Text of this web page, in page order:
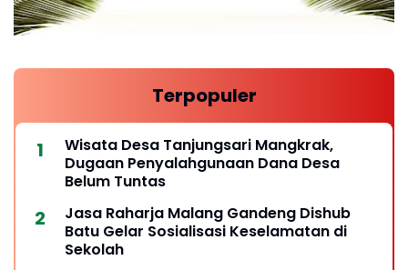
Terpopuler
Wisata Desa Tanjungsari Mangkrak,
Dugaan Penyalahgunaan Dana Desa
Belum Tuntas
Jasa Raharja Malang Gandeng Dishub
Batu Gelar Sosialisasi Keselamatan di
Sekolah